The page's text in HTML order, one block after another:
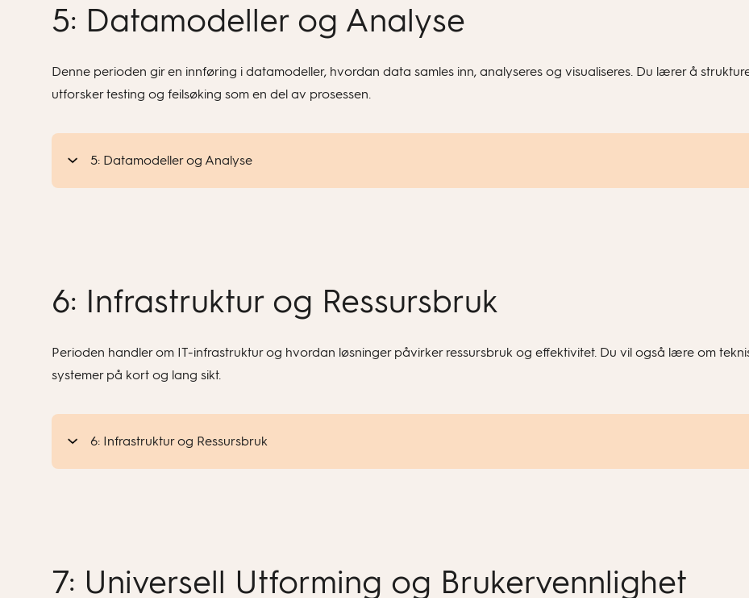
5: Datamodeller og Analyse
Denne perioden gir en innføring i datamodeller, hvordan data samles inn, analyseres og visualiseres. Du lærer å
utforsker testing og feilsøking som en del av prosessen.
5: Datamodeller og Analyse
6: Infrastruktur og Ressursbruk
Perioden handler om IT-infrastruktur og hvordan løsninger påvirker ressursbruk og effektivitet. Du vil også lære om
systemer på kort og lang sikt.
6: Infrastruktur og Ressursbruk
7: Universell Utforming og Brukervennlighet